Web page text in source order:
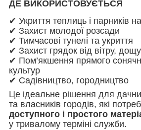
ДЕ ВИКОРИСТОВУЄТЬСЯ
✔ Укриття теплиць і парників
✔ Захист молодої розсади
✔ Тимчасові тунелі та укриття
✔ Захист грядок від вітру,
✔ Пом’якшення прямого
культур
✔ Садівництво, городництво
Це ідеальне рішення для
та власників городів, які
доступного і простого
у тривалому терміні служби.